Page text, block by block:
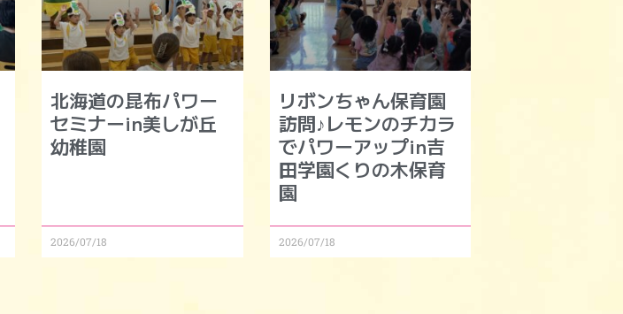
北海道の昆布パワー
セミナーin美しが丘
幼稚園
2026/07/18
リボンちゃん保育園
訪問♪レモンのチカラ
でパワーアップin吉
田学園くりの木保育
園
2026/07/18